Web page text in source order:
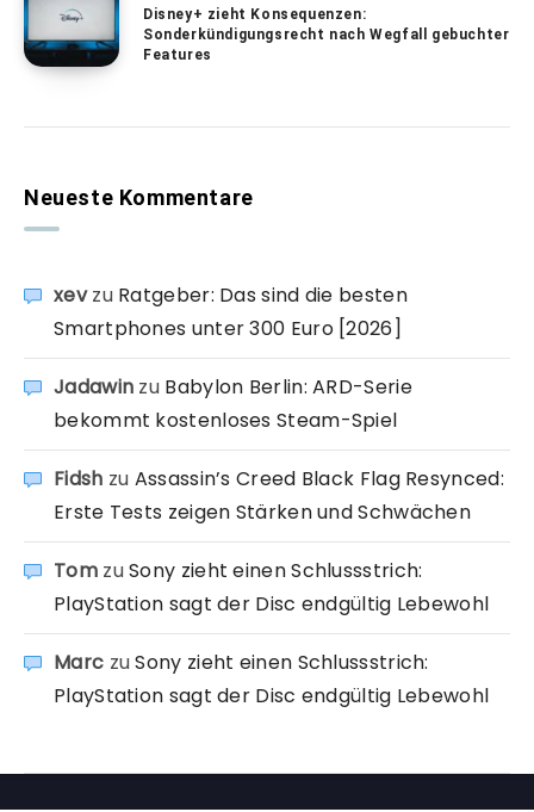
Disney+ zieht Konsequenzen:
Sonderkündigungsrecht nach Wegfall gebuchter
Features
Neueste Kommentare
xevzu Ratgeber: Das sind die besten
Smartphones unter 300 Euro [2026]
Jadawin zu Babylon Berlin: ARD-Serie
bekommt kostenloses Steam-Spiel
Fidsh zu Assassin’s Creed Black Flag Resynced:
Erste Tests zeigen Stärken und Schwächen
TomzuSony zieht einen Schlussstrich:
PlayStation sagt der Disc endgültig Lebewohl
Marc zuSony zieht einen Schlussstrich:
PlayStation sagt der Disc endgültig Lebewohl